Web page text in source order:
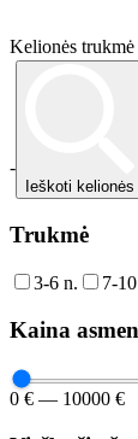
Kelionės trukmė
-
Ieškoti kelionės
Trukmė
3-6 n. 7-
Kaina
0 € — 10000 €